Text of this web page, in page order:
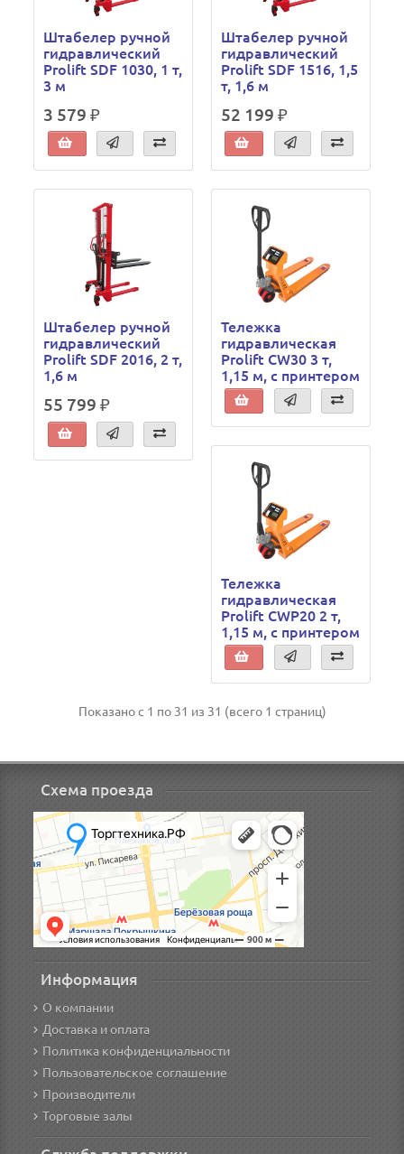
Штабелер ручной
гидравлический
Prolift SDF 1030, 1 т,
3 м
3 579 ₽
Штабелер ручной
гидравлический
Prolift SDF 1516, 1,5
т, 1,6 м
52 199 ₽
Штабелер ручной
гидравлический
Prolift SDF 2016, 2 т,
1,6 м
55 799 ₽
Тележка
гидравлическая
Prolift CW30 3 т,
1,15 м, с принтером
Тележка
гидравлическая
Prolift CWP20 2 т,
1,15 м, с принтером
Показано с 1 по 31 из 31 (всего 1 страниц)
Схема проезда
Информация
О компании
Доставка и оплата
Политика конфиденциальности
Пользовательское соглашение
Производители
Торговые залы